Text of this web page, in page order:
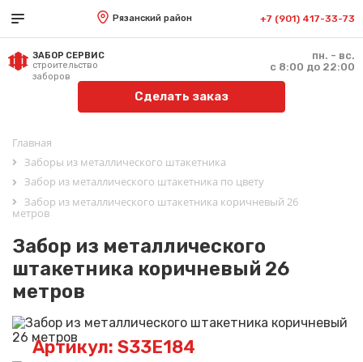
Рязанский район +7 (901) 417-33-73
ЗАБОР СЕРВИС
строительство
заборов
пн. - вс.
с 8:00 до 22:00
Сделать заказ
Главная
Заборы из металлического штакетника
Забор из металлического штакетника по цвету
Забор из металлического штакетника коричневый 26
метров
Забор из металлического
штакетника коричневый 26
метров
Артикул: S33E184